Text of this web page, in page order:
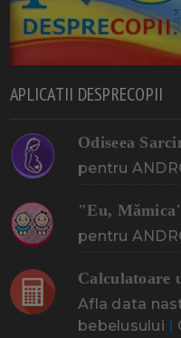
APLICATII DESPRECOPII
Odiseea
pentru
"Eu,
pentru
Calculatoare
Afla data
bebelusului |